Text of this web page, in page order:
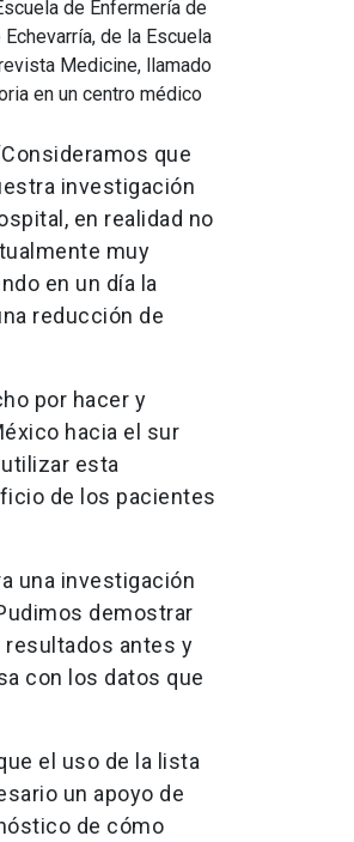
de Enfermería de
de la Escuela
Medicine, llamado
en un centro médico
que
investigación
en realidad no
muy
en un día la
reducción de
por hacer y
hacia el sur
esta
de los pacientes
una investigación
demostrar
resultados antes y
con los datos que
el uso de la lista
un apoyo de
de cómo